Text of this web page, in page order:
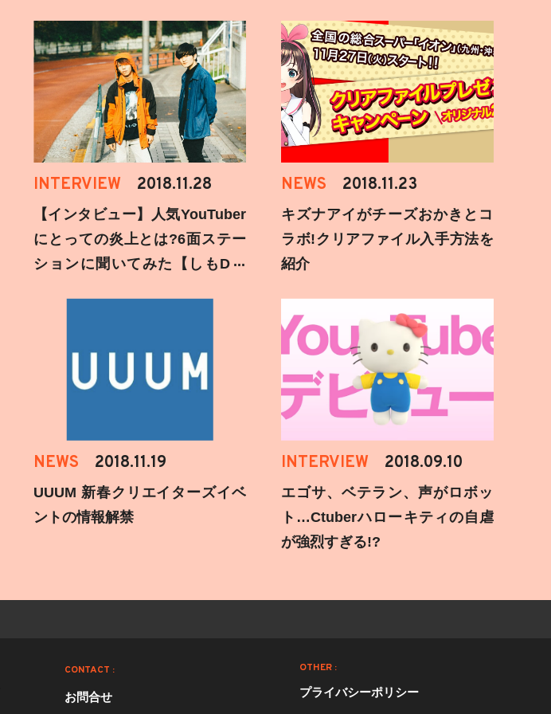
INTERVIEW 2018.11.28
【インタビュー】人気YouTuber
にとっての炎上とは?6面ステー
ションに聞いてみた【しもD遅
NEWS 2018.11.23
キズナアイがチーズおかきとコ
ラボ!クリアファイル入手方法を
紹介
NEWS 2018.11.19
UUUM 新春クリエイターズイベ
ントの情報解禁
INTERVIEW 2018.09.10
エゴサ、ベテラン、声がロボッ
ト…Ctuberハローキティの自虐
が強烈すぎる!?
CONTACT :
お問合せ
OTHER :
プライバシーポリシー